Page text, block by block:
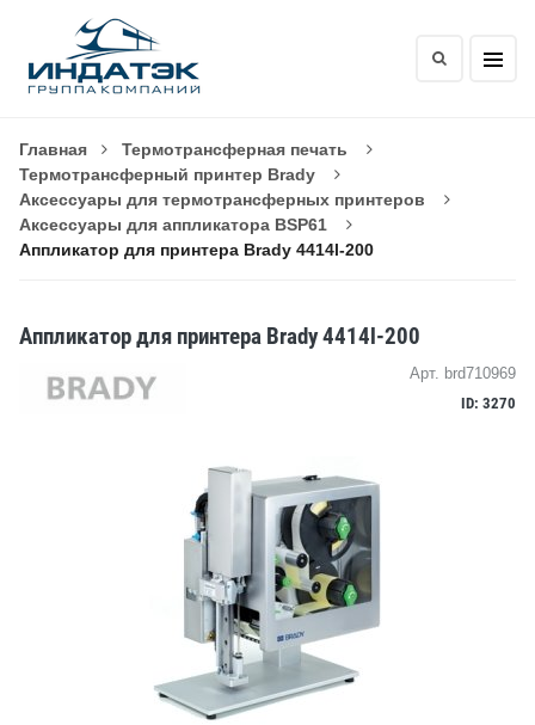
Главная
Термотрансферная печать
Термотрансферный принтер Brady
Аксессуары для термотрансферных принтеров
Аксессуары для аппликатора BSP61
Аппликатор для принтера Brady 4414l-200
Аппликатор для принтера Brady 4414l-200
Арт. brd710969
ID: 3270